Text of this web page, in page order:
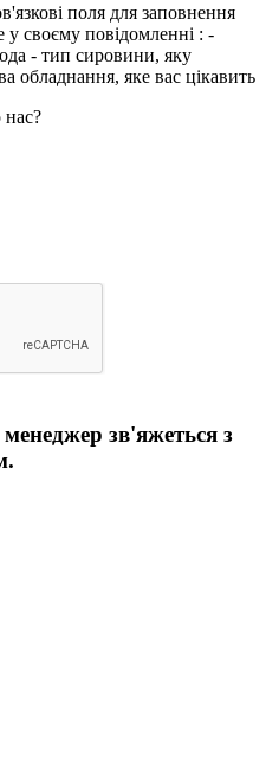
поля для заповнення
у своєму повідомленні : -
- тип сировини, яку
обладнання, яке вас цікавить
нас?
зв'яжеться з